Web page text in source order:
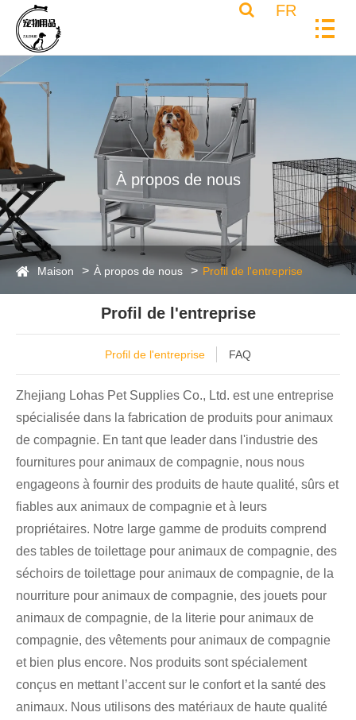
FR
À propos de nous
Maison À propos de nous Profil de l'entreprise
Profil de l'entreprise
Profil de l'entreprise FAQ
Zhejiang Lohas Pet Supplies Co., Ltd. est une entreprise
spécialisée dans la fabrication de produits pour animaux
de compagnie. En tant que leader dans l'industrie des
fournitures pour animaux de compagnie, nous nous
engageons à fournir des produits de haute qualité, sûrs et
fiables aux animaux de compagnie et à leurs
propriétaires. Notre large gamme de produits comprend
des tables de toilettage pour animaux de compagnie, des
séchoirs de toilettage pour animaux de compagnie, de la
nourriture pour animaux de compagnie, des jouets pour
animaux de compagnie, de la literie pour animaux de
compagnie, des vêtements pour animaux de compagnie
et bien plus encore. Nos produits sont spécialement
conçus en mettant l’accent sur le confort et la santé des
animaux. Nous utilisons des matériaux de haute qualité